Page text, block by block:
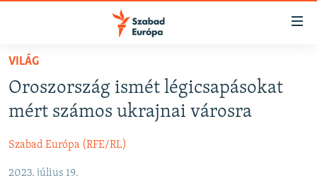
Akadálymentes
Ugrás
fő
oldalra
AKTUÁLIS
VIDEÓK
VILÁG
Oroszország ismét légicsapásokat
mért számos ukrajnai városra
Szabad Európa (RFE/RL)
2023. július 19.
FELIRATKOZÁS